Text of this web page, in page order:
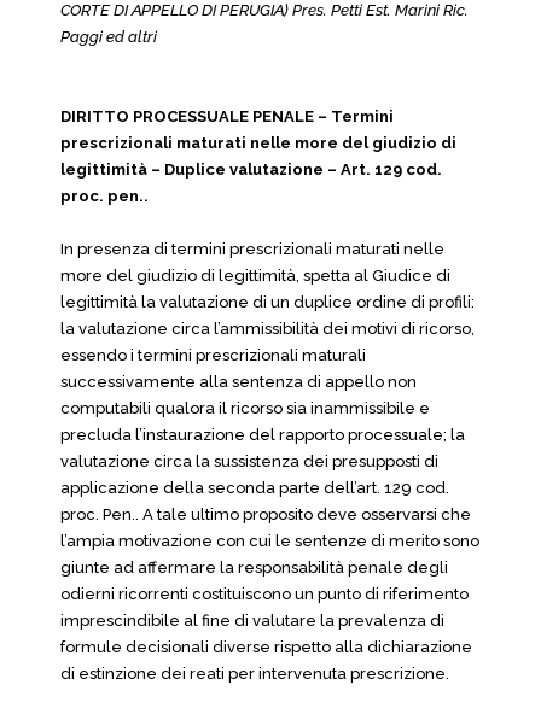
CORTE DI APPELLO DI PERUGIA) Pres. Petti Est. Marini Ric.
Paggi ed altri
DIRITTO PROCESSUALE PENALE – Termini
prescrizionali maturati nelle more del giudizio di
legittimità – Duplice valutazione – Art. 129 cod.
proc. pen..
In presenza di termini prescrizionali maturati nelle
more del giudizio di legittimità, spetta al Giudice di
legittimità la valutazione di un duplice ordine di profili:
la valutazione circa l’ammissibilità dei motivi di ricorso,
essendo i termini prescrizionali maturali
successivamente alla sentenza di appello non
computabili qualora il ricorso sia inammissibile e
precluda l’instaurazione del rapporto processuale; la
valutazione circa la sussistenza dei presupposti di
applicazione della seconda parte dell’art. 129 cod.
proc. Pen.. A tale ultimo proposito deve osservarsi che
l’ampia motivazione con cui le sentenze di merito sono
giunte ad affermare la responsabilità penale degli
odierni ricorrenti costituiscono un punto di riferimento
imprescindibile al fine di valutare la prevalenza di
formule decisionali diverse rispetto alla dichiarazione
di estinzione dei reati per intervenuta prescrizione.